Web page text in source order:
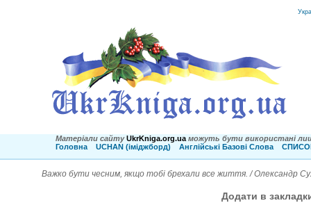
Матеріали сайту UkrKniga.org.ua можуть бути використані
Головна
UCHAN (іміджборд) Англійські Базові Слова
Важко бути чесним, якщо тобі брехали все життя. / Олександр
Додати в